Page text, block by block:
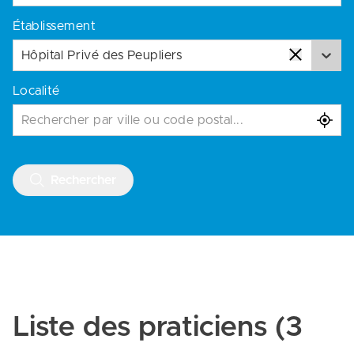
Établissement
Hôpital Privé des Peupliers
Localité
Rechercher par ville ou code postal...
Liste des praticiens (3